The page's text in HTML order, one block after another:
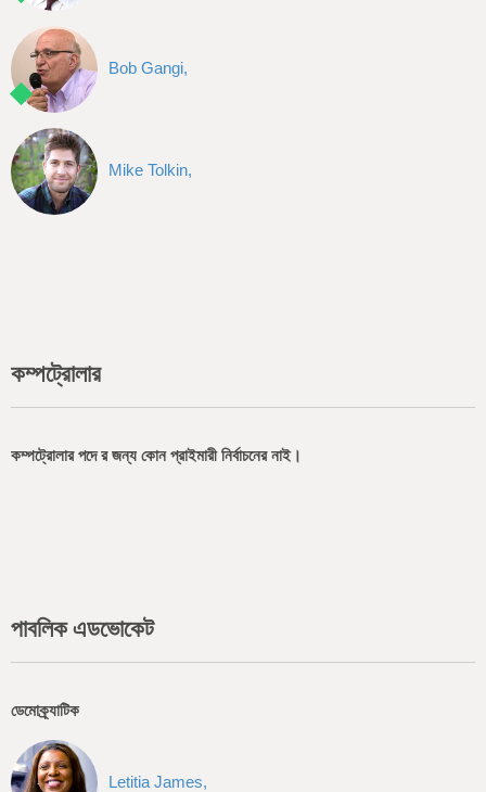
Bob Gangi,
Mike Tolkin,
কম্পট্রোলার
কম্পট্রোলার পদে র জন্য কোন প্রাইমারী নির্বাচনের নাই।
পাবলিক এডভোকেট
ডেমোক্র্যাটিক
Letitia James,